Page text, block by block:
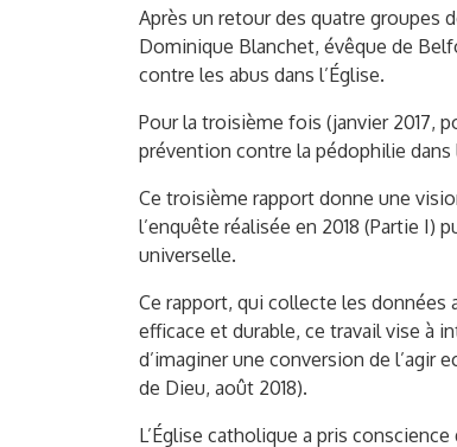
Après un retour des quatre groupes
Dominique Blanchet, évêque de
contre les abus dans l’Église.
Pour la troisième fois (janvier 2017,
prévention contre la pédophilie dans
Ce troisième rapport donne une
l’enquête réalisée en 2018 (Partie I)
universelle.
Ce rapport, qui collecte les données
efficace et durable, ce travail vise à
d’imaginer une conversion de l’agir
de Dieu, août 2018).
L’Église catholique a pris